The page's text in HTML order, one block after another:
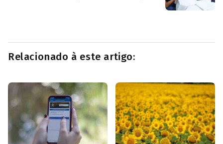
Relacionado à este artigo: